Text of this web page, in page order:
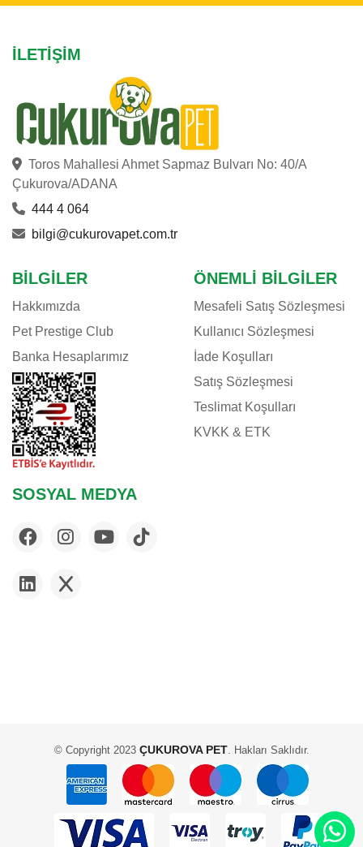
İLETIŞIM
Toros Mahallesi Ahmet Sapmaz Bulvarı No: 40/A
Çukurova/ADANA
444 4 064
bilgi@cukurovapet.com.tr
BILGILER
Hakkımızda
Pet Prestige Club
Banka Hesaplarımız
ÖNEMLI BILGILER
Mesafeli Satış Sözleşmesi
Kullanıcı Sözleşmesi
İade Koşulları
Satış Sözleşmesi
Teslimat Koşulları
KVKK & ETK
SOSYAL MEDYA
© Copyright 2023ÇUKUROVA PET. Hakları Saklıdır.